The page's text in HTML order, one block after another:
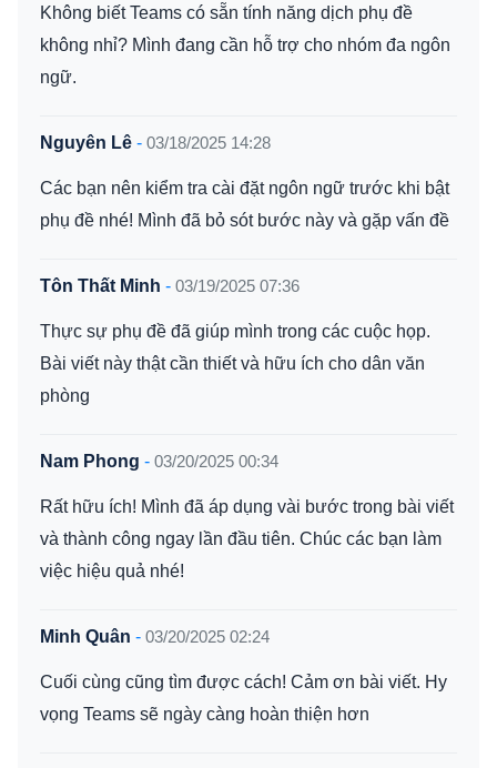
Không biết Teams có sẵn tính năng dịch phụ đề
không nhỉ? Mình đang cần hỗ trợ cho nhóm đa ngôn
ngữ.
Nguyên Lê - 03/18/2025 14:28
Các bạn nên kiểm tra cài đặt ngôn ngữ trước khi bật
phụ đề nhé! Mình đã bỏ sót bước này và gặp vấn đề
Tôn Thất Minh - 03/19/2025 07:36
Thực sự phụ đề đã giúp mình trong các cuộc họp.
Bài viết này thật cần thiết và hữu ích cho dân văn
phòng
Nam Phong - 03/20/2025 00:34
Rất hữu ích! Mình đã áp dụng vài bước trong bài viết
và thành công ngay lần đầu tiên. Chúc các bạn làm
việc hiệu quả nhé!
Minh Quân - 03/20/2025 02:24
Cuối cùng cũng tìm được cách! Cảm ơn bài viết. Hy
vọng Teams sẽ ngày càng hoàn thiện hơn